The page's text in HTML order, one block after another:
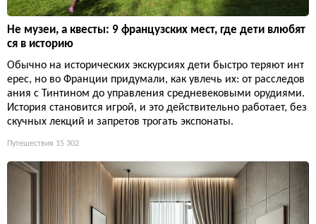
Не музеи, а квесты: 9 французских мест, где дети влюбят
ся в историю
Обычно на исторических экскурсиях дети быстро теряют инт
ерес, но во Франции придумали, как увлечь их: от расследов
ания с Тинтином до управления средневековыми орудиями.
История становится игрой, и это действительно работает, без
скучных лекций и запретов трогать экспонаты.
Путешествия 15 302